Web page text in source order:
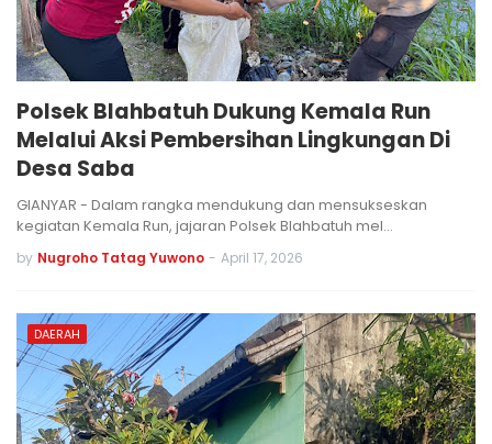
Polsek Blahbatuh Dukung Kemala Run
Melalui Aksi Pembersihan Lingkungan Di
Desa Saba
GIANYAR - Dalam rangka mendukung dan mensukseskan
kegiatan Kemala Run, jajaran Polsek Blahbatuh mel…
by Nugroho Tatag Yuwono - April 17, 2026
DAERAH